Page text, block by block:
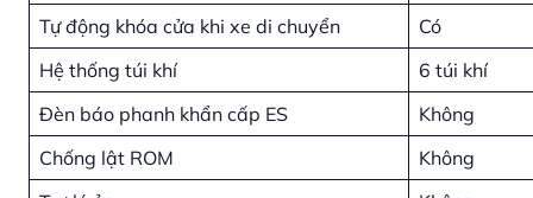
Tự động khóa cửa khi xe di chuyển
Có
Hệ thống túi khí
6 túi khí
Đèn báo phanh khẩn cấp ES
Không
Chống lật ROM
Không